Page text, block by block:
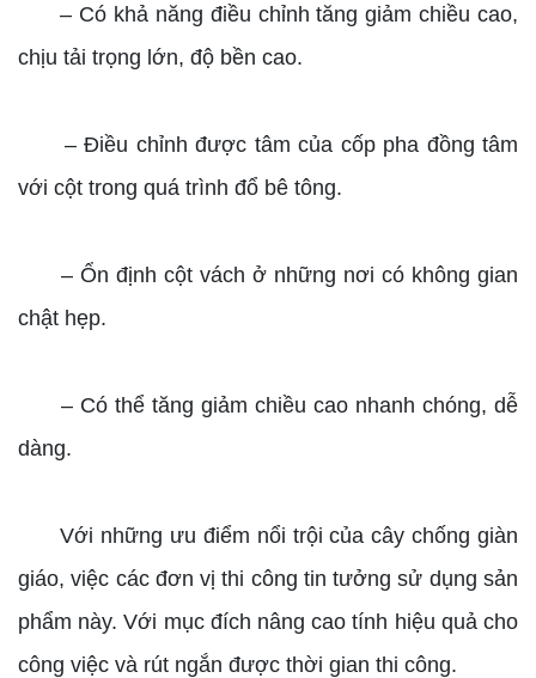
– Có khả năng điều chỉnh tăng giảm chiều cao,
chịu tải trọng lớn, độ bền cao.
– Điều chỉnh được tâm của cốp pha đồng tâm
với cột trong quá trình đổ bê tông.
– Ổn định cột vách ở những nơi có không gian
chật hẹp.
– Có thể tăng giảm chiều cao nhanh chóng, dễ
dàng.
Với những ưu điểm nổi trội của cây chống giàn
giáo, việc các đơn vị thi công tin tưởng sử dụng sản
phẩm này. Với mục đích nâng cao tính hiệu quả cho
công việc và rút ngắn được thời gian thi công.